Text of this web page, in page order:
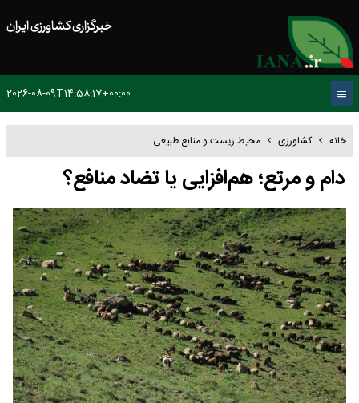
خبرگزاری کشاورزی ایران
2026-08-09T14:58:17+00:00
خانه کشاورزی محیط زیست و منابع طبیعی
دام و مرتع؛ هم‌افزایی یا تضاد منافع؟